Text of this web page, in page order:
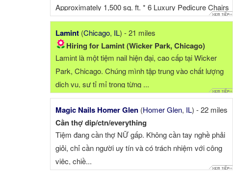
Approximately 1,500 sq. ft. * 6 Luxury Pedicure Chairs
* 9 Manicure Tables * 1 Private Waxing Room * 2
Private Head Spa Rooms (can easily be converted into
eyelash extension, facial, or esthetic treatment rooms)
* Modern, ...
Lamint (Chicago, IL) - 21 miles
Hiring for Lamint (Wicker Park, Chicago)
Lamint là một tiệm nail hiện đại, cao cấp tại Wicker
Park, Chicago. Chúng mình tập trung vào chất lượng
dịch vụ, sự tỉ mỉ trong từng ...
Magic Nails Homer Glen (Homer Glen, IL) - 22 miles
Cần thợ dip/ctn/everything
Tiệm đang cần thợ NỮ gấp. Không cần tay nghề phải
giỏi, chỉ cần người uy tín và có trách nhiệm với công
việc, chiề...